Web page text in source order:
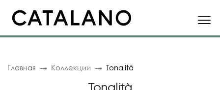
Главная Коллекции Tonalità